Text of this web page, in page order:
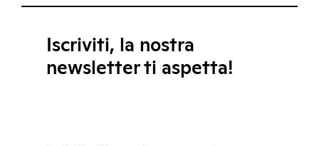
Iscriviti, la nostra
newsletter ti aspetta!